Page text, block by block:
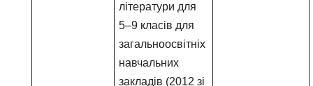
літератури для
5–9 класів для
загальноосвітніх
навчальних
закладів (2012 зі